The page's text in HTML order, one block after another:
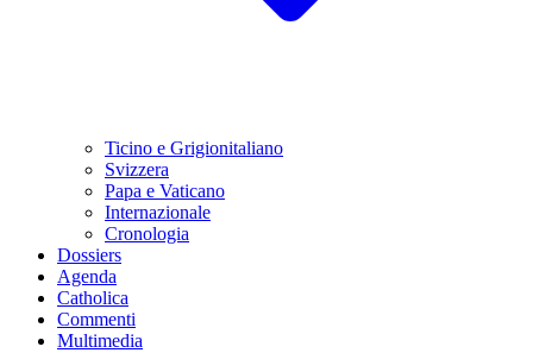
Ticino e Grigionitaliano
Svizzera
Papa e Vaticano
Internazionale
Cronologia
Dossiers
Agenda
Catholica
Commenti
Multimedia